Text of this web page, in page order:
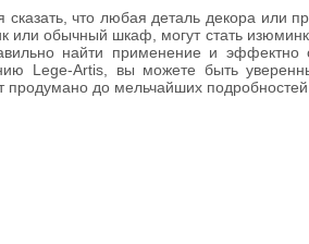
сказать, что любая деталь декора или
или обычный шкаф, могут стать
найти применение и
Lege-Artis, вы можете быть
продумано до мельчайших